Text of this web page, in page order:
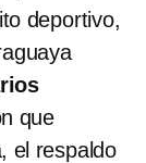
deportivo,
que
el respaldo